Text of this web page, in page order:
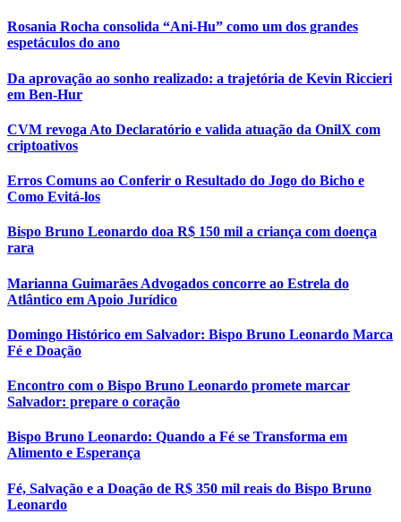
Rosania Rocha consolida “Ani-Hu” como um dos grandes
espetáculos do ano
Da aprovação ao sonho realizado: a trajetória de Kevin Riccieri
em Ben-Hur
CVM revoga Ato Declaratório e valida atuação da OnilX com
criptoativos
Erros Comuns ao Conferir o Resultado do Jogo do Bicho e
Como Evitá-los
Bispo Bruno Leonardo doa R$ 150 mil a criança com doença
rara
Marianna Guimarães Advogados concorre ao Estrela do
Atlântico em Apoio Jurídico
Domingo Histórico em Salvador: Bispo Bruno Leonardo Marca
Fé e Doação
Encontro com o Bispo Bruno Leonardo promete marcar
Salvador: prepare o coração
Bispo Bruno Leonardo: Quando a Fé se Transforma em
Alimento e Esperança
Fé, Salvação e a Doação de R$ 350 mil reais do Bispo Bruno
Leonardo